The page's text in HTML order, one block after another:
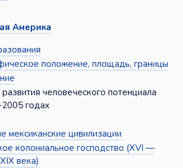
Америка
положение, площадь, границы
человеческого потенциала
годах
мексиканские цивилизации
колониальное господство (XVI —
века)